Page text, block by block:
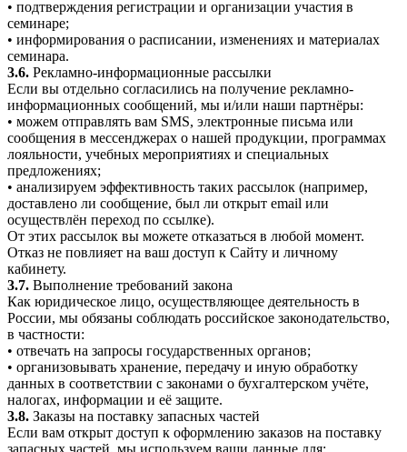
• подтверждения регистрации и организации участия в
семинаре;
• информирования о расписании, изменениях и материалах
семинара.
3.6. Рекламно-информационные рассылки
Если вы отдельно согласились на получение рекламно-
информационных сообщений, мы и/или наши партнёры:
• можем отправлять вам SMS, электронные письма или
сообщения в мессенджерах о нашей продукции, программах
лояльности, учебных мероприятиях и специальных
предложениях;
• анализируем эффективность таких рассылок (например,
доставлено ли сообщение, был ли открыт email или
осуществлён переход по ссылке).
От этих рассылок вы можете отказаться в любой момент.
Отказ не повлияет на ваш доступ к Сайту и личному
кабинету.
3.7. Выполнение требований закона
Как юридическое лицо, осуществляющее деятельность в
России, мы обязаны соблюдать российское законодательство,
в частности:
• отвечать на запросы государственных органов;
• организовывать хранение, передачу и иную обработку
данных в соответствии с законами о бухгалтерском учёте,
налогах, информации и её защите.
3.8. Заказы на поставку запасных частей
Если вам открыт доступ к оформлению заказов на поставку